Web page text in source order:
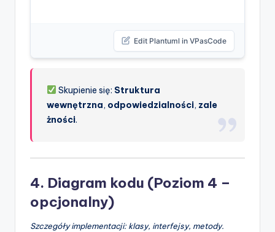
Edit Plantuml in VPasCode
Skupienie się: Struktura
wewnętrzna, odpowiedzialności, zale
żności.
4. Diagram kodu (Poziom 4 –
opcjonalny)
Szczegóły implementacji: klasy, interfejsy, metody.